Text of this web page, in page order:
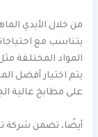
من خلال الأيدي
يتناسب مع
المواد المختلفة
يتم اختيار أفضل
على مطابخ عالية
أيضًا، تضمن شركة